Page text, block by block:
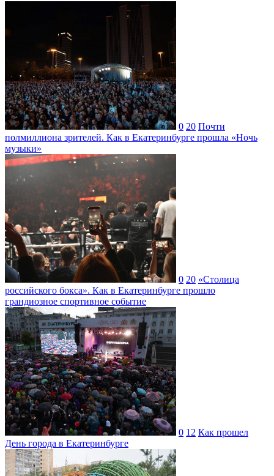
0 20 Почти
полмиллиона зрителей. Как в Екатеринбурге прошла «Ночь
музыки»
0 20 «Столица
российского бокса». Как в Екатеринбурге прошло
грандиозное спортивное событие
0 12 Как прошел
День города в Екатеринбурге